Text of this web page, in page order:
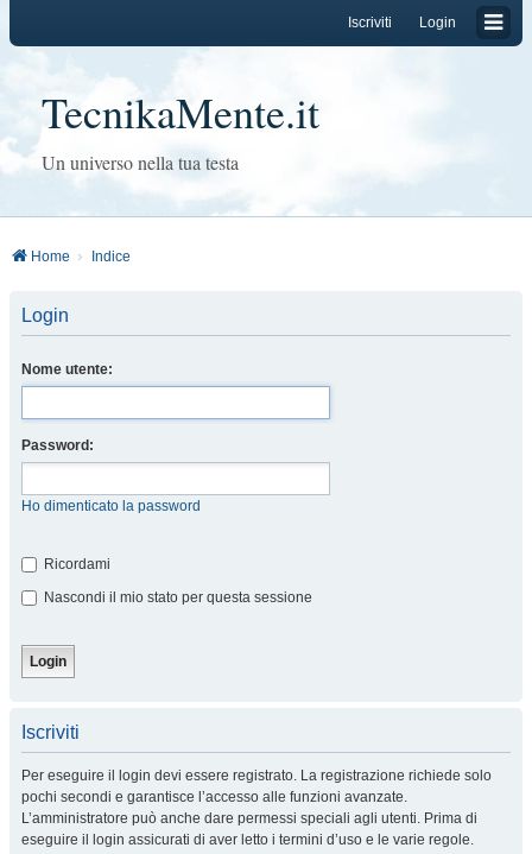
Login
Iscriviti
TecnikaMente.it
Un universo nella tua testa
Home Indice
Login
Nome utente:
Password:
Ho dimenticato la password
Ricordami
Nascondi il mio stato per questa sessione
Iscriviti
Per eseguire il login devi essere registrato. La registrazione richiede solo
pochi secondi e garantisce l’accesso alle funzioni avanzate.
L’amministratore può anche dare permessi speciali agli utenti. Prima di
eseguire il login assicurati di aver letto i termini d’uso e le varie regole.